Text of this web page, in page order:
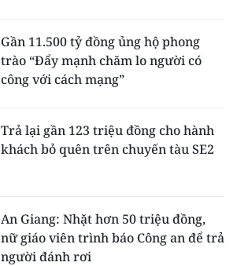
Gần 11.500 tỷ đồng ủng hộ phong
trào “Đẩy mạnh chăm lo người có
công với cách mạng”
Trả lại gần 123 triệu đồng cho hành
khách bỏ quên trên chuyến tàu SE2
An Giang: Nhặt hơn 50 triệu đồng,
nữ giáo viên trình báo Công an để trả
người đánh rơi